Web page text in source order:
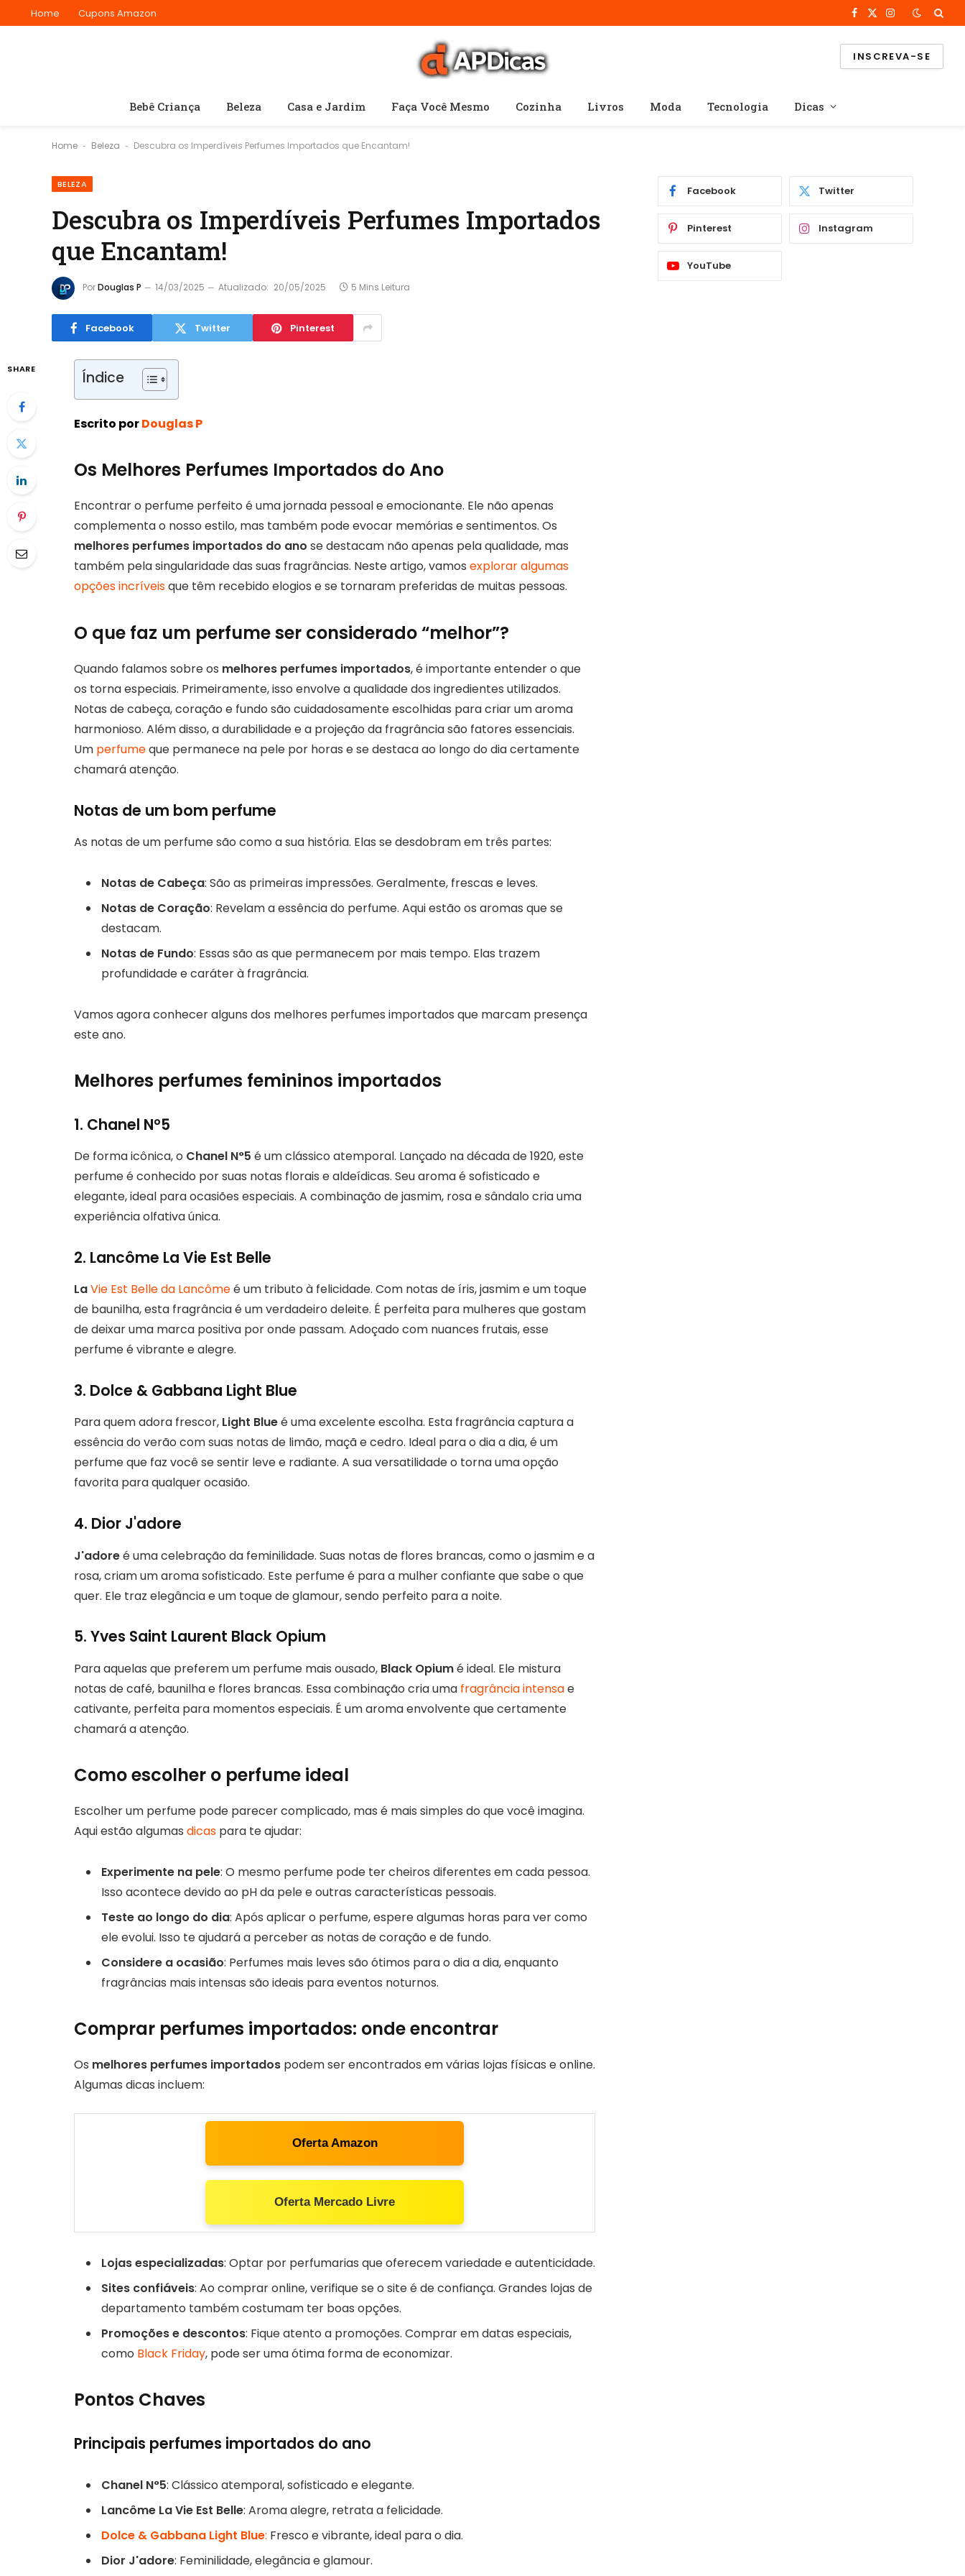
Home Cupons Amazon Facebook
X
Instagram
INSCREVA-SE
Bebê Criança Beleza Casa e Jardim Faça Você Mesmo Cozinha Livros Moda Tecnologia Dicas
Home - Beleza - Descubra os Imperdíveis Perfumes Importados que Encantam!
BELEZA
Descubra os Imperdíveis Perfumes Importados
que Encantam!
PorDouglas P 14/03/2025 Atualizado: 20/05/2025 5 Mins Leitura
Facebook Twitter Pinterest
SHARE Índice
Escrito porDouglas P
Os Melhores Perfumes Importados do Ano
Encontrar o perfume perfeito é uma jornada pessoal e emocionante. Ele não apenas
complementa o nosso estilo, mas também pode evocar memórias e sentimentos. Os
melhores perfumes importados do ano se destacam não apenas pela qualidade, mas
também pela singularidade das suas fragrâncias. Neste artigo, vamos explorar algumas
opções incríveisque têm recebido elogios e se tornaram preferidas de muitas pessoas.
O que faz um perfume ser considerado “melhor”?
Quando falamos sobre os melhores perfumes importados, é importante entender o que
os torna especiais. Primeiramente, isso envolve a qualidade dos ingredientes utilizados.
Notas de cabeça, coração e fundo são cuidadosamente escolhidas para criar um aroma
harmonioso. Além disso, a durabilidade e a projeção da fragrância são fatores essenciais.
Um perfumeque permanece na pele por horas e se destaca ao longo do dia certamente
chamará atenção.
Notas de um bom perfume
As notas de um perfume são como a sua história. Elas se desdobram em três partes:
Notas de Cabeça: São as primeiras impressões. Geralmente, frescas e leves.
Notas de Coração: Revelam a essência do perfume. Aqui estão os aromas que se
destacam.
Notas de Fundo: Essas são as que permanecem por mais tempo. Elas trazem
profundidade e caráter à fragrância.
Vamos agora conhecer alguns dos melhores perfumes importados que marcam presença
este ano.
Melhores perfumes femininos importados
1. Chanel N°5
De forma icônica, o Chanel N°5 é um clássico atemporal. Lançado na década de 1920, este
perfume é conhecido por suas notas florais e aldeídicas. Seu aroma é sofisticado e
elegante, ideal para ocasiões especiais. A combinação de jasmim, rosa e sândalo cria uma
experiência olfativa única.
2. Lancôme La Vie Est Belle
LaVie Est Belle da Lancômeé um tributo à felicidade. Com notas de íris, jasmim e um toque
de baunilha, esta fragrância é um verdadeiro deleite. É perfeita para mulheres que gostam
de deixar uma marca positiva por onde passam. Adoçado com nuances frutais, esse
perfume é vibrante e alegre.
3. Dolce & Gabbana Light Blue
Para quem adora frescor, Light Blueé uma excelente escolha. Esta fragrância captura a
essência do verão com suas notas de limão, maçã e cedro. Ideal para o dia a dia, é um
perfume que faz você se sentir leve e radiante. A sua versatilidade o torna uma opção
favorita para qualquer ocasião.
4. Dior J'adore
J'adoreé uma celebração da feminilidade. Suas notas de flores brancas, como o jasmim e a
rosa, criam um aroma sofisticado. Este perfume é para a mulher confiante que sabe o que
quer. Ele traz elegância e um toque de glamour, sendo perfeito para a noite.
5. Yves Saint Laurent Black Opium
Para aquelas que preferem um perfume mais ousado, Black Opiumé ideal. Ele mistura
notas de café, baunilha e flores brancas. Essa combinação cria uma fragrância intensae
cativante, perfeita para momentos especiais. É um aroma envolvente que certamente
chamará a atenção.
Como escolher o perfume ideal
Escolher um perfume pode parecer complicado, mas é mais simples do que você imagina.
Aqui estão algumas dicas para te ajudar:
Experimente na pele: O mesmo perfume pode ter cheiros diferentes em cada pessoa.
Isso acontece devido ao pH da pele e outras características pessoais.
Teste ao longo do dia: Após aplicar o perfume, espere algumas horas para ver como
ele evolui. Isso te ajudará a perceber as notas de coração e de fundo.
Considere a ocasião: Perfumes mais leves são ótimos para o dia a dia, enquanto
fragrâncias mais intensas são ideais para eventos noturnos.
Comprar perfumes importados: onde encontrar
Os melhores perfumes importados podem ser encontrados em várias lojas físicas e online.
Algumas dicas incluem:
Oferta Amazon
Oferta Mercado Livre
Lojas especializadas: Optar por perfumarias que oferecem variedade e autenticidade.
Sites confiáveis: Ao comprar online, verifique se o site é de confiança. Grandes lojas de
departamento também costumam ter boas opções.
Promoções e descontos: Fique atento a promoções. Comprar em datas especiais,
como Black Friday, pode ser uma ótima forma de economizar.
Pontos Chaves
Principais perfumes importados do ano
Chanel N°5: Clássico atemporal, sofisticado e elegante.
Lancôme La Vie Est Belle: Aroma alegre, retrata a felicidade.
Dolce & Gabbana Light Blue: Fresco e vibrante, ideal para o dia.
Dior J'adore: Feminilidade, elegância e glamour.
Facebook Twitter
Pinterest Instagram
YouTube